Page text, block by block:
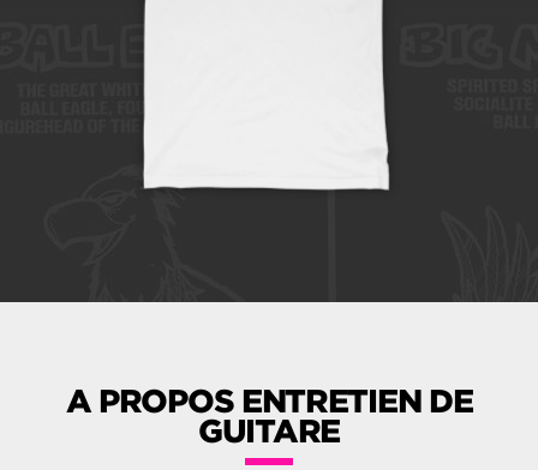
A PROPOS ENTRETIEN DE
GUITARE